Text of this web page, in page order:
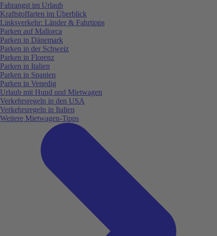
Fahrangst im Urlaub
Kraftstoffarten im Überblick
Linksverkehr: Länder & Fahrtipps
Parken auf Mallorca
Parken in Dänemark
Parken in der Schweiz
Parken in Florenz
Parken in Italien
Parken in Spanien
Parken in Venedig
Urlaub mit Hund und Mietwagen
Verkehrsregeln in den USA
Verkehrsregeln in Italien
Weitere Mietwagen-Tipps